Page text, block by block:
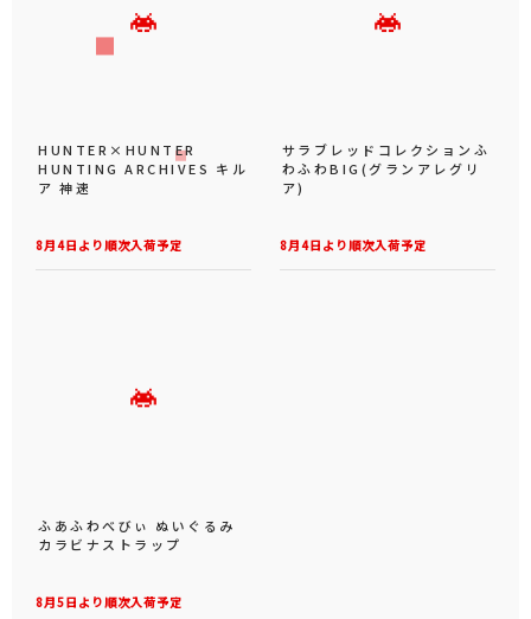
8月4日より順次入荷予定
HUNTER×HUNTER
HUNTING ARCHIVES キル
ア 神速
8月4日より順次入荷予定
サラブレッドコレクションふ
わふわBIG(グランアレグリ
ア)
8月5日より順次入荷予定
ふあふわべびぃ ぬいぐるみ
カラビナストラップ